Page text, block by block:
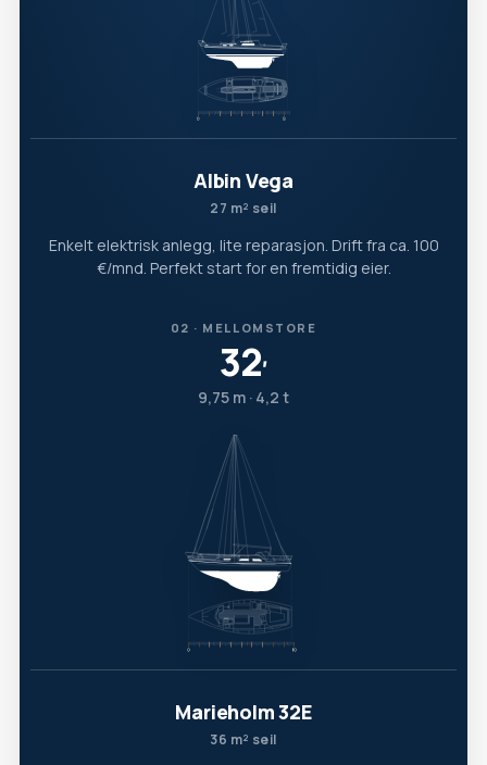
Albin Vega
27 m² seil
Enkelt elektrisk anlegg, lite reparasjon. Drift fra ca. 100
€/mnd. Perfekt start for en fremtidig eier.
02 · MELLOMSTORE
32′
9,75 m · 4,2 t
Marieholm 32E
36 m² seil